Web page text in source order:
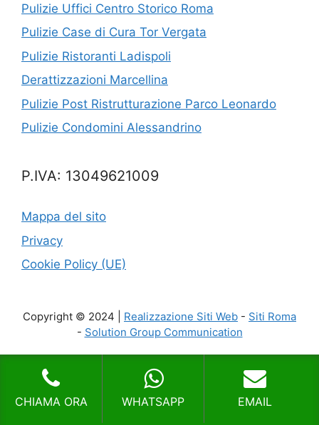
Pulizie Uffici Centro Storico Roma
Pulizie Case di Cura Tor Vergata
Pulizie Ristoranti Ladispoli
Derattizzazioni Marcellina
Pulizie Post Ristrutturazione Parco Leonardo
Pulizie Condomini Alessandrino
P.IVA: 13049621009
Mappa del sito
Privacy
Cookie Policy (UE)
Copyright © 2024 | Realizzazione Siti Web - Siti Roma
- Solution Group Communication
CHIAMA ORA WHATSAPP EMAIL